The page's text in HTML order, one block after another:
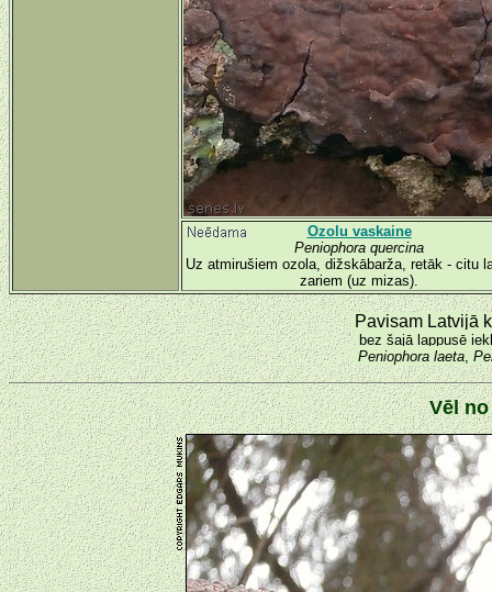
Ozolu vaskaine
Peniophora quercina
Uz atmirušiem ozola, dižskābarža, retāk - citu
zariem (uz mizas).
Pavisam Latvijā
bez šajā lappusē
Peniophora laeta,
Vēl